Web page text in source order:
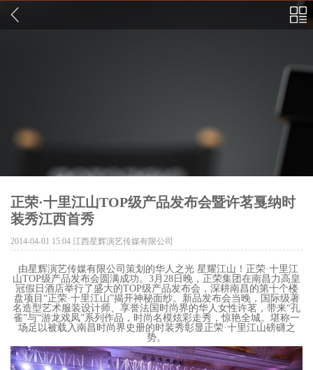
正荣·十里江山TOP级产品发布会暨许茗戛纳时
装秀江西首秀
2014-04-01 15:04 江西星辉演艺传媒有限公司
由星辉演艺传媒有限公司策划的华人之光 星耀江山！正荣·十里江
山TOP级产品发布会圆满成功。3月28日晚，正荣集团在南昌力高皇
冠假日酒店举行了盛大的TOP级产品发布会，深耕南昌的第十个楼
盘项目“正荣·十里江山”揭开神秘面纱。新品发布会当晚，国际级著
名造型艺术服装设计师、享誉法国时尚界的华人女性许茗，带来“孔
雀”与“游龙戏凤”系列作品，时尚名模炫彩走秀，惊艳全城。堪称一
场足以被载入南昌时尚界史册的时装秀彰显正荣·十里江山磅礴之
势。